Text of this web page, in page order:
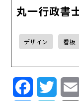
丸一行政書
デザイン 看板
Facebook